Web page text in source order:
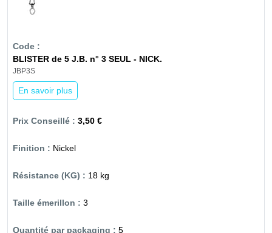
BLISTER de 5 J.B. n° 3 SEUL - NICK.
JBP3S
En savoir plus
3,50 €
Nickel
18 kg
3
5